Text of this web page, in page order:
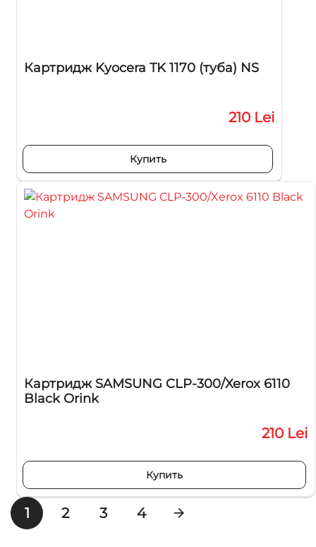
Картридж Kyocera TK 1170 (туба) NS
210 Lei
Купить
Картридж SAMSUNG CLP-300/Xerox 6110
Black Orink
210 Lei
Купить
1 2 3 4